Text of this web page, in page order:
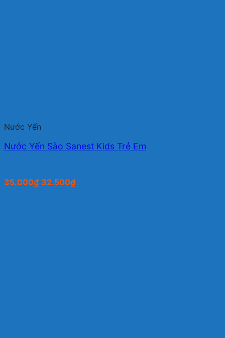
Nước Yến
Nước Yến Sào Sanest Kids Trẻ Em
35.000₫ Giá
32.500₫Giá